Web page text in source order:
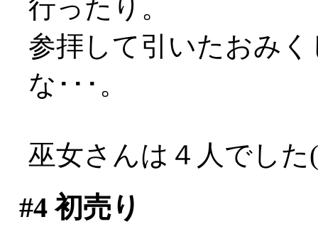
行ったり。
参拝して引いたおみ
な･･･。
巫女さんは４人でした
#4初売り